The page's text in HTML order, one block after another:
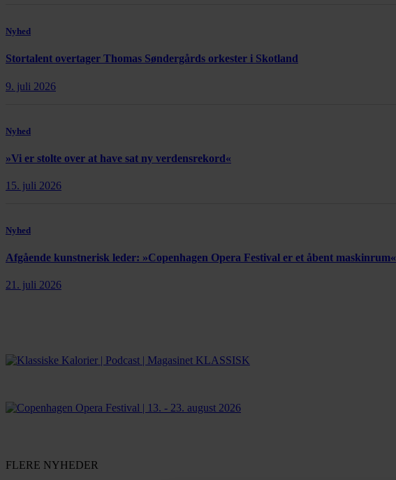
Nyhed
Stortalent overtager Thomas Søndergårds orkester i Skotland
9. juli 2026
Nyhed
»Vi er stolte over at have sat ny verdensrekord«
15. juli 2026
Nyhed
Afgående kunstnerisk leder: »Copenhagen Opera Festival er et åbent maskinrum«
21. juli 2026
FLERE NYHEDER